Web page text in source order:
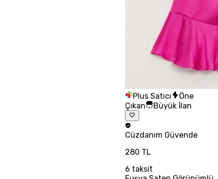
Plus Satıcı
Öne
Çıkan
Büyük İlan
Cüzdanım Güvende
280 TL
6 taksit